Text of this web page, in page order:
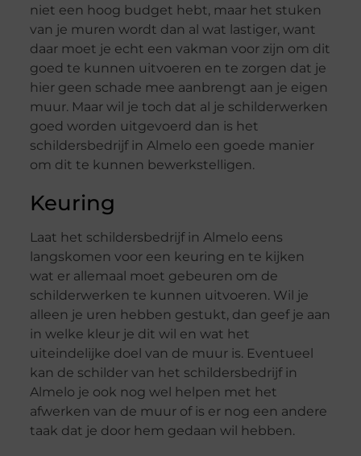
niet een hoog budget hebt, maar het stuken
van je muren wordt dan al wat lastiger, want
daar moet je echt een vakman voor zijn om dit
goed te kunnen uitvoeren en te zorgen dat je
hier geen schade mee aanbrengt aan je eigen
muur. Maar wil je toch dat al je schilderwerken
goed worden uitgevoerd dan is het
schildersbedrijf in Almelo een goede manier
om dit te kunnen bewerkstelligen.
Keuring
Laat het schildersbedrijf in Almelo eens
langskomen voor een keuring en te kijken
wat er allemaal moet gebeuren om de
schilderwerken te kunnen uitvoeren. Wil je
alleen je uren hebben gestukt, dan geef je aan
in welke kleur je dit wil en wat het
uiteindelijke doel van de muur is. Eventueel
kan de schilder van het schildersbedrijf in
Almelo je ook nog wel helpen met het
afwerken van de muur of is er nog een andere
taak dat je door hem gedaan wil hebben.